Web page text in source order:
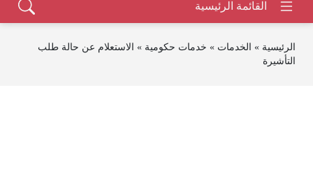
الرئيسية » الخدمات » خدمات حكومية » الاستعلام عن حالة طلب
التأشيرة